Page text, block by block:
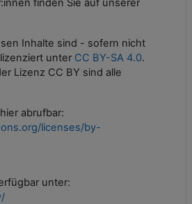
finden Sie auf unserer
Inhalte sind - sofern nicht
unter CC BY-SA 4.0.
Lizenz CC BY sind alle
abrufbar:
licenses/by-
unter: